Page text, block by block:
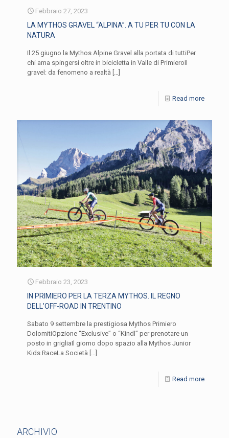
Febbraio 27, 2023
LA MYTHOS GRAVEL “ALPINA”. A TU PER TU CON LA
NATURA
Il 25 giugno la Mythos Alpine Gravel alla portata di tuttiPer
chi ama spingersi oltre in bicicletta in Valle di PrimieroIl
gravel: da fenomeno a realtà […]
Read more
Febbraio 23, 2023
IN PRIMIERO PER LA TERZA MYTHOS. IL REGNO
DELL’OFF-ROAD IN TRENTINO
Sabato 9 settembre la prestigiosa Mythos Primiero
DolomitiOpzione “Exclusive” o “Kindl” per prenotare un
posto in grigliaIl giorno dopo spazio alla Mythos Junior
Kids RaceLa Società
Read more
ARCHIVIO